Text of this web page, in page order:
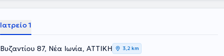
Ιατρείο 1
Βυζαντίου 87, Νέα Ιωνία, ΑΤΤΙΚΗ 3,2 km